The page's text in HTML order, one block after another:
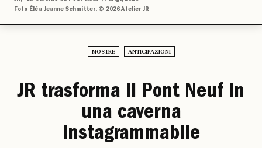
Foto Éléa Jeanne Schmitter. © 2026 Atelier JR
MOSTRE ANTICIPAZIONI
JR trasforma il Pont Neuf in
una caverna
instagrammabile